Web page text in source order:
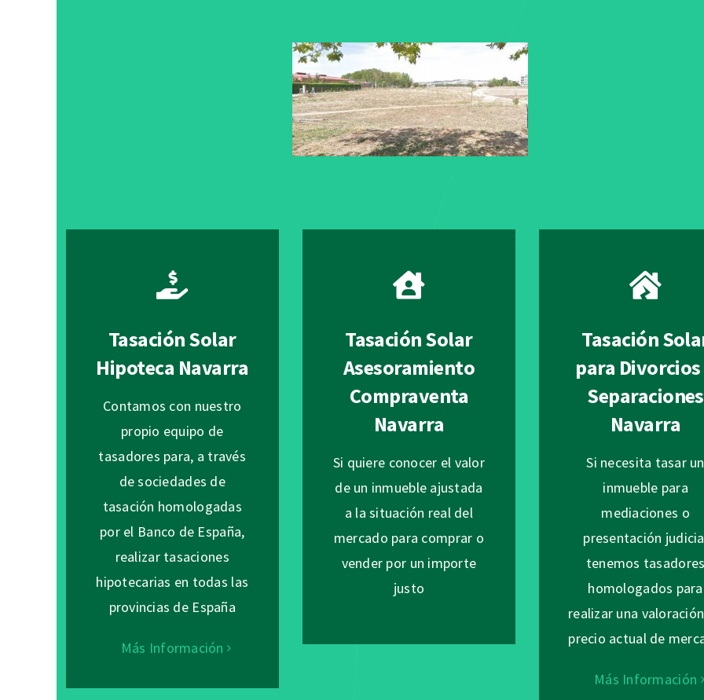
Tasación Solar
Hipoteca Navarra
Contamos con nuestro
propio equipo de
tasadores para, a través
de sociedades de
tasación homologadas
por el Banco de España,
realizar tasaciones
hipotecarias en todas las
provincias de España
Más Información
Tasación Solar
Asesoramiento
Compraventa
Navarra
Si quiere conocer el valor
de un inmueble ajustada
a la situación real del
mercado para comprar o
vender por un importe
justo
Tasación
para Divorcios
Separaciones
Navarra
Si necesita tasar un
inmueble para
mediaciones o
presentación
tenemos tasadores
homologados para
realizar una
precio actual de
Más Información